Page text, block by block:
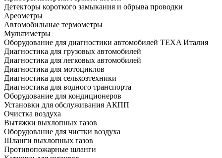
Детекторы короткого замыкания и обрыва проводки
Ареометры
Автомобильные термометры
Мультиметры
Оборудование для диагностики автомобилей TEXA Италия
Диагностика для грузовых автомобилей
Диагностика для легковых автомобилей
Диагностика для мотоциклов
Диагностика для сельхозтехники
Диагностика для водного транспорта
Оборудование для кондиционеров
Установки для обслуживания АКПП
Очистка воздуха
Вытяжки выхлопных газов
Оборудование для чистки воздуха
Шланги выхлопных газов
Противопожарные шланги